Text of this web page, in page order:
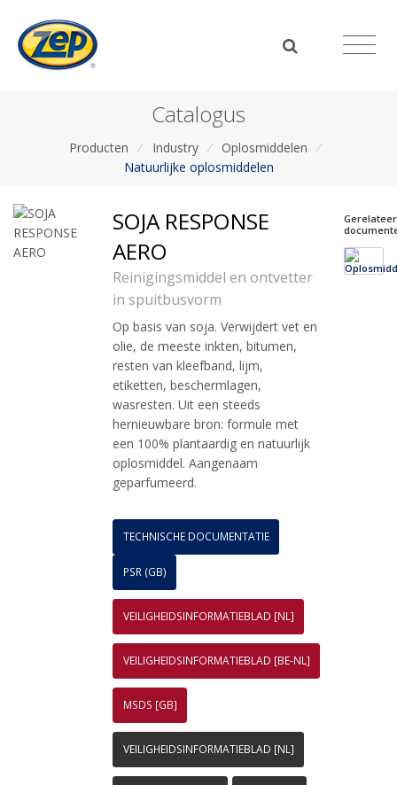
Catalogus
Producten / Industry / Oplosmiddelen /
Natuurlijke oplosmiddelen
SOJA RESPONSE
AERO
Reinigingsmiddel en ontvetter
in spuitbusvorm
Op basis van soja. Verwijdert vet en
olie, de meeste inkten, bitumen,
resten van kleefband, lijm,
etiketten, beschermlagen,
wasresten. Uit een steeds
hernieuwbare bron: formule met
een 100% plantaardig en natuurlijk
oplosmiddel. Aangenaam
geparfumeerd.
TECHNISCHE DOCUMENTATIE
PSR (GB)
VEILIGHEIDSINFORMATIEBLAD [NL]
VEILIGHEIDSINFORMATIEBLAD [BE-NL]
MSDS [GB]
VEILIGHEIDSINFORMATIEBLAD [NL]